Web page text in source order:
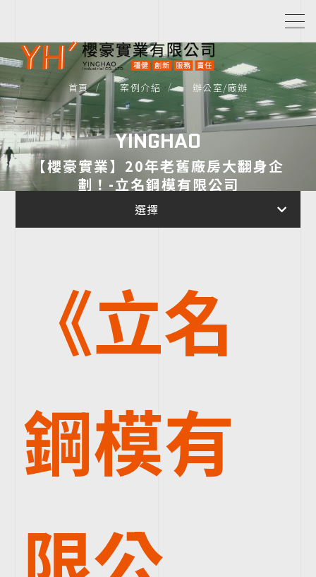
首頁 案例介紹 辦公室/廠辦
【櫻豪實業】20年老舊廠房大翻身企
劃！-立名鋼模有限公司
YINGHAO
選擇
《立名
鋼模有